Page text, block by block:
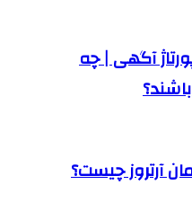
آگهی | چه
آرتروز چیست؟